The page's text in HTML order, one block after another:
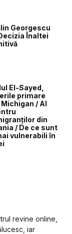
Georgescu
Înaltei
El-Sayed,
primare
/ Al
din
/ De ce sunt
vulnerabili în
revine online,
iar